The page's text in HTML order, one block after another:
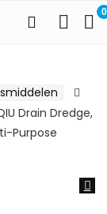
0
Drain Dredge,
Purpose